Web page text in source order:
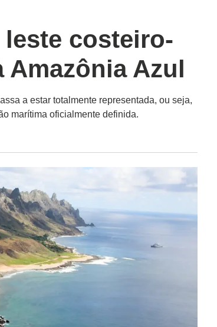
costeiro-
Azul
a estar totalmente representada, ou seja,
marítima oficialmente definida.